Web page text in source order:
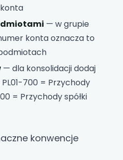
— w grupie
konta oznacza to
— dla konsolidacji dodaj
700 = Przychody
= Przychody spółki
konwencje